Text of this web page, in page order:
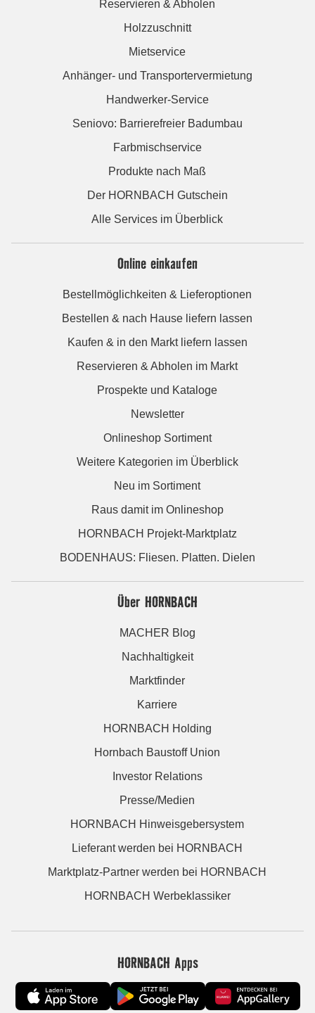
Reservieren & Abholen
Holzzuschnitt
Mietservice
Anhänger- und Transportervermietung
Handwerker-Service
Seniovo: Barrierefreier Badumbau
Farbmischservice
Produkte nach Maß
Der HORNBACH Gutschein
Alle Services im Überblick
Online einkaufen
Bestellmöglichkeiten & Lieferoptionen
Bestellen & nach Hause liefern lassen
Kaufen & in den Markt liefern lassen
Reservieren & Abholen im Markt
Prospekte und Kataloge
Newsletter
Onlineshop Sortiment
Weitere Kategorien im Überblick
Neu im Sortiment
Raus damit im Onlineshop
HORNBACH Projekt-Marktplatz
BODENHAUS: Fliesen. Platten. Dielen
Über HORNBACH
MACHER Blog
Nachhaltigkeit
Marktfinder
Karriere
HORNBACH Holding
Hornbach Baustoff Union
Investor Relations
Presse/Medien
HORNBACH Hinweisgebersystem
Lieferant werden bei HORNBACH
Marktplatz-Partner werden bei HORNBACH
HORNBACH Werbeklassiker
HORNBACH Apps